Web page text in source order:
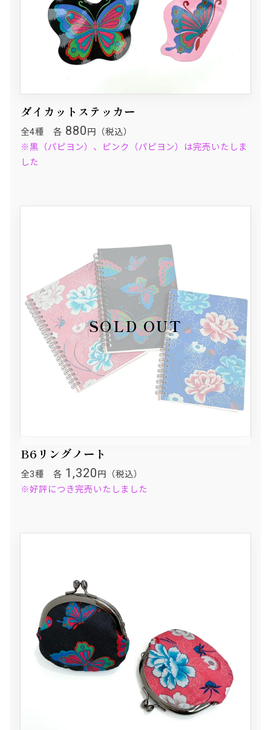
ダイカットステッカー
全4種 各 880 円（税込）
※黒（パピヨン）、ピンク（パピヨン）は完売いたしま
した
B6リングノート
全3種 各 1,320 円（税込）
※好評につき完売いたしました